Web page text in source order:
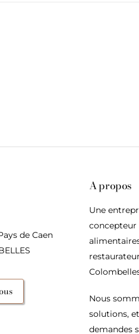
de Caen
A propos
Une
concepteur
Nous
solutions,
demandes